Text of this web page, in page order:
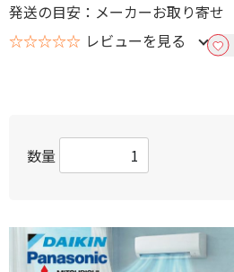
発送の目安：メーカーお取り寄せ
☆☆☆☆☆ レビューを見る
数量